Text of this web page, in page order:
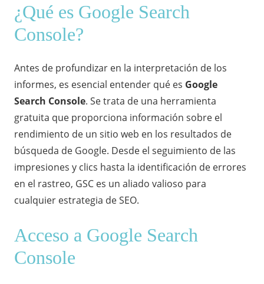
¿Qué es Google Search
Console?
Antes de profundizar en la interpretación de los
informes, es esencial entender qué es Google
Search Console. Se trata de una herramienta
gratuita que proporciona información sobre el
rendimiento de un sitio web en los resultados de
búsqueda de Google. Desde el seguimiento de las
impresiones y clics hasta la identificación de errores
en el rastreo, GSC es un aliado valioso para
cualquier estrategia de SEO.
Acceso a Google Search
Console